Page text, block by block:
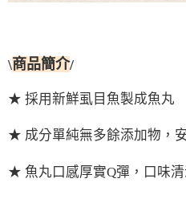
\商品簡介/
★ 採用新鮮虱目魚製成魚丸
★ 成分單純無多餘添加物，
★ 魚丸口感厚實Q彈，口味清